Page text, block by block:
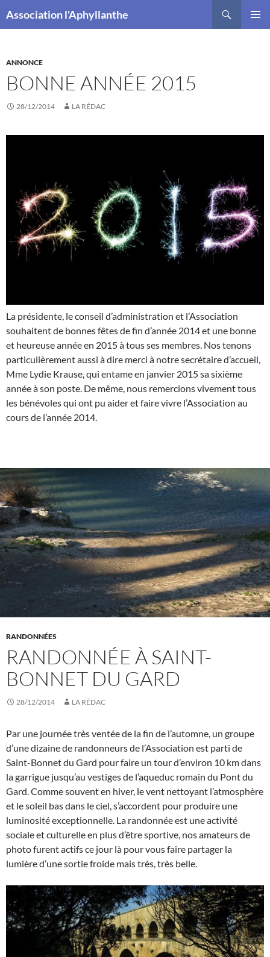
Association l'Aphyllanthe
ANNONCE
BONNE ANNÉE 2015
28/12/2014 LA RÉDAC
La présidente, le conseil d’administration et l’Association
souhaitent de bonnes fêtes de fin d’année 2014 et une bonne
et heureuse année en 2015 à tous ses membres. Nos tenons
particulièrement aussi à dire merci à notre secrétaire d’accueil,
Mme Lydie Krause, qui entame en janvier 2015 sa sixième
année à son poste. De même, nous remercions vivement tous
les bénévoles qui ont pu aider et faire vivre l’Association au
cours de l’année 2014.
RANDONNÉES
RANDONNÉE À SAINT-
BONNET DU GARD
28/12/2014 LA RÉDAC
Par une journée très ventée de la fin de l’automne, un groupe
d’une dizaine de randonneurs de l’Association est parti de
Saint-Bonnet du Gard pour faire un tour d’environ 10 km dans
la garrigue jusqu’au vestiges de l’aqueduc romain du Pont du
Gard. Comme souvent en hiver, le vent nettoyant l’atmosphère
et le soleil bas dans le ciel, s’accordent pour produire une
luminosité exceptionnelle. La randonnée est une activité
sociale et culturelle en plus d’être sportive, nos amateurs de
photo furent actifs ce jour là pour vous faire partager la
lumière d’une sortie froide mais très, très belle.